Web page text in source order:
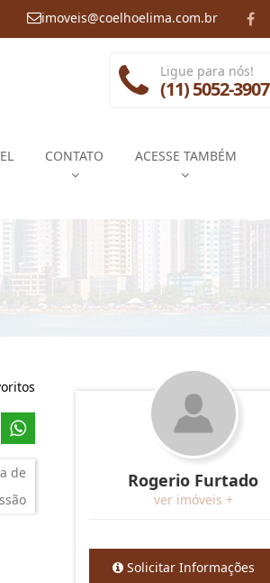
imoveis@coelhoelima.com.br
CONTATO ACESSE TAMBÉM
Ligue para nós!
(11) 5052-3907
de
Rogerio Furtado
ver imóveis +
Solicitar Informações